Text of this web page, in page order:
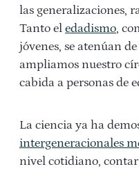
las generalizaciones,
Tanto el edadismo,
jóvenes, se atenúan
ampliamos nuestro
cabida a personas de
La ciencia ya ha
intergeneracionales
nivel cotidiano,